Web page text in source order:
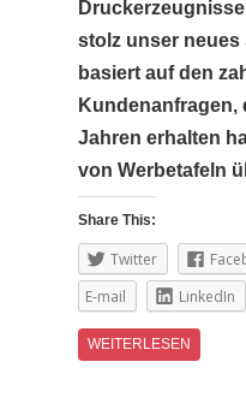
stolz unser
basiert auf den
Kundenanfragen,
Jahren erhalten
von Werbetafeln
Share This:
Twitter
E-mail
LinkedIn
WEITERLESEN